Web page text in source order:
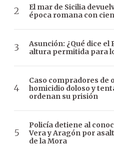
El mar de Sicilia
época romana con
Asunción: ¿Qué dice el
altura permitida para
Caso compradores de
homicidio doloso y
ordenan su prisión
Policía detiene al
Vera y Aragón por
de la Mora